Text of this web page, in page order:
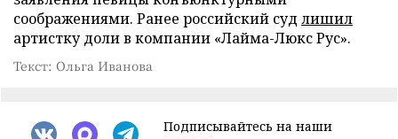
соображениями. Ранее российский суд лишил
артистку доли в компании «Лайма-Люкс Рус».
Текст: Ольга Иванова
Подписывайтесь на наши